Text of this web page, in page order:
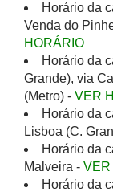
Horário da
Venda do
HORÁRIO
Horário da
Grande), via
(Metro) - VER
Horário da
Lisboa (C.
Horário da
Malveira - VER
Horário da